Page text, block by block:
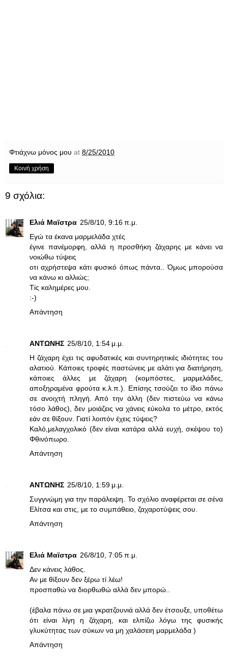
Φτιάχνω μόνος μου at 8/25/2010
Κοινή χρήση
9 σχόλια:
Ελιά Μαϊστρα 25/8/10, 9:16 π.μ.
Εγώ τα έκανα μαρμελάδα χτές
έγινε πανέμορφη, αλλά η προσθήκη ζάχαρης με κάνει να
νοιώθω τύψεις
οτι αχρήστεψα κάτι φυσικό όπως πάντα.. Όμως μπορούσα
να κάνω κι αλλιώς;
Τίς καλημέρες μου.
:-)
Απάντηση
ΑΝΤΩΝΗΣ 25/8/10, 1:54 μ.μ.
Η ζάχαρη έχει τις αφυδατικές και συντηρητικές ιδιότητες του
αλατιού. Κάποιες τροφές παστώνεις με αλάτι για διατήρηση,
κάποιες άλλες με ζάχαρη (κομπόστες, μαρμελάδες,
αποξηραμένα φρούτα κ.λ.π.). Επίσης τσούζει το ίδιο πάνω
σε ανοιχτή πληγή. Από την άλλη (δεν πιστεύω να κάνω
τόσο λάθος), δεν μοιάζεις να χάνεις εύκολα το μέτρο, εκτός
εάν σε θίξουν. Γιατί λοιπόν έχεις τύψεις?
Καλό,μελαγχολικό (δεν είναι κατάρα αλλά ευχή, σκέψου το)
Φθινόπωρο.
Απάντηση
ΑΝΤΩΝΗΣ 25/8/10, 1:59 μ.μ.
Συγγνώμη για την παράλειψη. Το σχόλιο αναφέρεται σε σένα
Ελίτσα και στις, με το συμπάθειο, ζαχαροτύψεις σου.
Απάντηση
Ελιά Μαϊστρα 26/8/10, 7:05 π.μ.
Δεν κάνεις λάθος.
Αν με θίξουν δεν ξέρω τί λέω!
προσπαθώ να διορθωθώ αλλά δεν μπορώ..
(έβαλα πάνω σε μια γκρατζουνιά αλλά δεν έτσουξε, υποθέτω
ότι είναι λίγη η ζάχαρη, και ελπίζω λόγω της φυσικής
γλυκύτητας των σύκων να μη χαλάσειη μαρμελάδα )
Απάντηση